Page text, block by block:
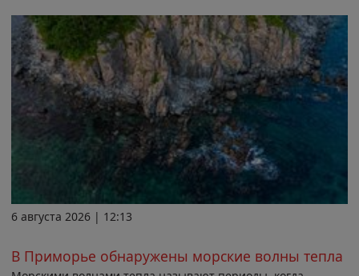
6 августа 2026 | 12:13
В Приморье обнаружены морские волны тепла